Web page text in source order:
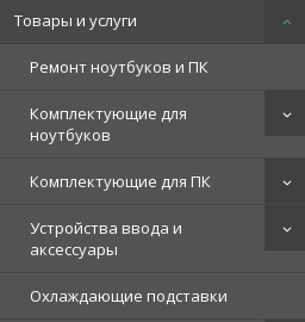
Товары и услуги
Ремонт ноутбуков и ПК
Комплектующие для
ноутбуков
Комплектующие для ПК
Устройства ввода и
аксессуары
Охлаждающие подставки